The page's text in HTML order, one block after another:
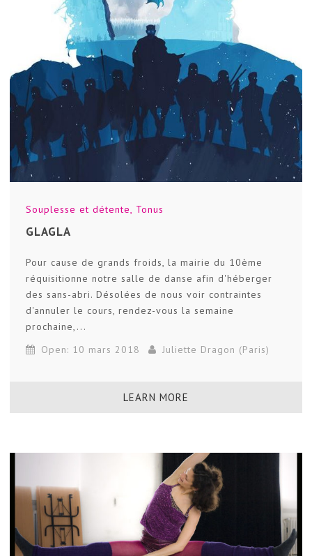
Souplesse et détente, Tonus
GLAGLA
Pour cause de grands froids, la mairie du 10ème
réquisitionne notre salle de danse afin d'héberger
des sans-abri. Désolées de nous voir contraintes
d'annuler le cours, rendez-vous la semaine
prochaine,...
Open: 10 mars 2018
Juliette Dragon (Paris)
LEARN MORE